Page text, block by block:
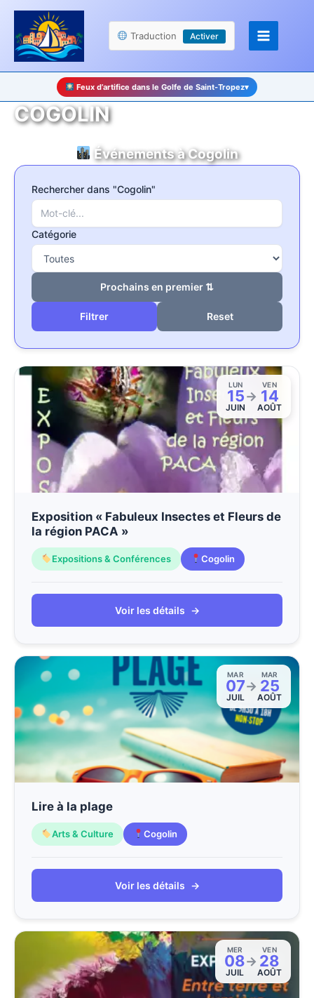
Panneau de gestion des cookies
Aller
contenu
Traduction Activer
Feux d’artifice dans le Golfe de Saint-Tropez▾
COGOLIN
Événements à Cogolin
Rechercher dans "Cogolin"
Catégorie
Prochains en premier ⇅
Reset
LUN
15
JUIN
→
VEN
14
AOÛT
Exposition « Fabuleux Insectes et Fleurs de
la région PACA »
Expositions & Conférences Cogolin
Voir les détails →
MAR
07
JUIL
→
MAR
25
AOÛT
Lire à la plage
Arts & Culture Cogolin
Voir les détails →
MER
08
JUIL
→
VEN
28
AOÛT